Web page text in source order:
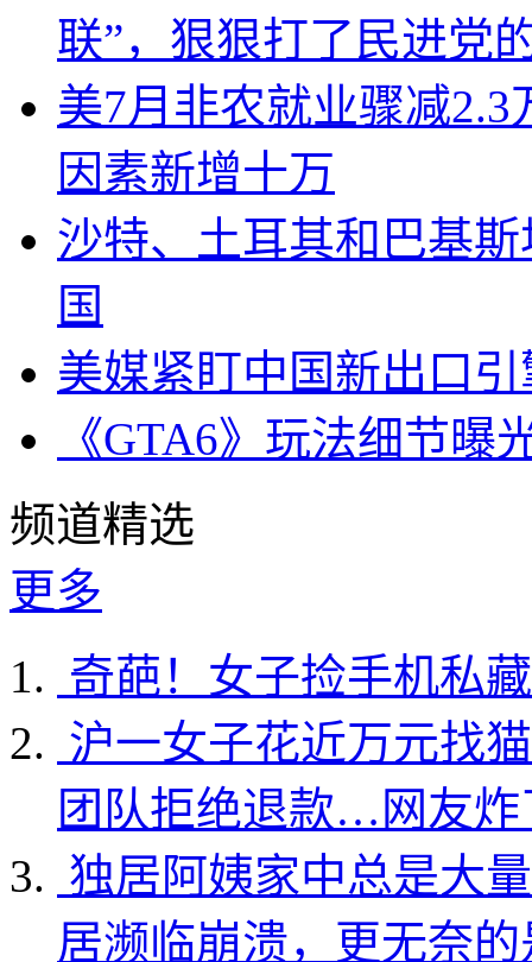
联”，狠狠打了民进党
美7月非农就业骤减
因素新增十万
沙特、土耳其和巴基
国
美媒紧盯中国新出口
《GTA6》玩法细节
频道精选
更多
奇葩！女子捡手机私
沪一女子花近万元找
团队拒绝退款…网友炸
独居阿姨家中总是大
居濒临崩溃，更无奈